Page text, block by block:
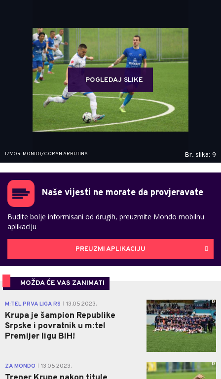
POGLEDAJ SLIKE
IZVOR: MONDO/GORAN ARBUTINA Br. slika: 9
Naše vijesti ne morate da provjeravate
Budite bolje informisani od drugih, preuzmite Mondo mobilnu
aplikaciju
PREUZMI APLIKACIJU
MOŽDA ĆE VAS ZANIMATI
M:TEL PRVA LIGA RS 13.05.2023.
Krupa je šampion Republike
Srpske i povratnik u m:tel
Premijer ligu BiH!
0
ZA MONDO 13.05.2023. 0